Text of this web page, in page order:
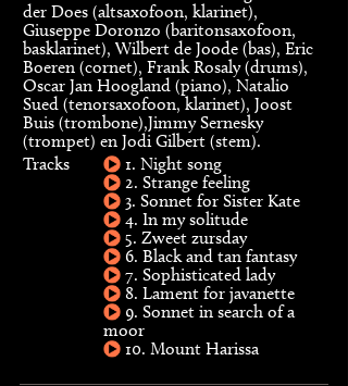
der Does (altsaxofoon, klarinet),
Giuseppe Doronzo (baritonsaxofoon,
basklarinet), Wilbert de Joode (bas), Eric
Boeren (cornet), Frank Rosaly (drums),
Oscar Jan Hoogland (piano), Natalio
Sued (tenorsaxofoon, klarinet), Joost
Buis (trombone),Jimmy Sernesky
(trompet) en Jodi Gilbert (stem).
Tracks
1. Night song
2. Strange feeling
3. Sonnet for Sister Kate
4. In my solitude
5. Zweet zursday
6. Black and tan fantasy
7. Sophisticated lady
8. Lament for javanette
9. Sonnet in search of a
moor
10. Mount Harissa